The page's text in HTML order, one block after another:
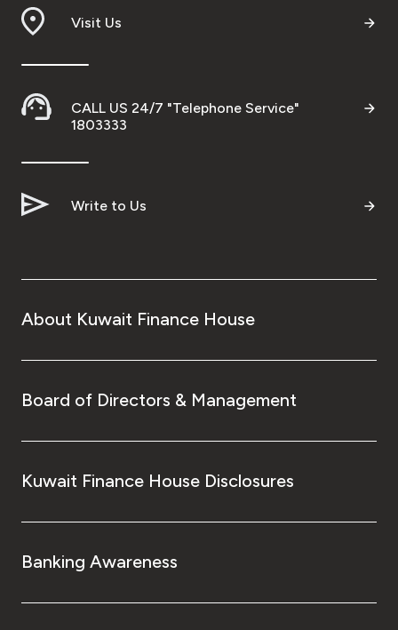
Visit Us
CALL US 24/7 "Telephone Service"
1803333
Write to Us
About Kuwait Finance House
Board of Directors & Management
Kuwait Finance House Disclosures
Banking Awareness